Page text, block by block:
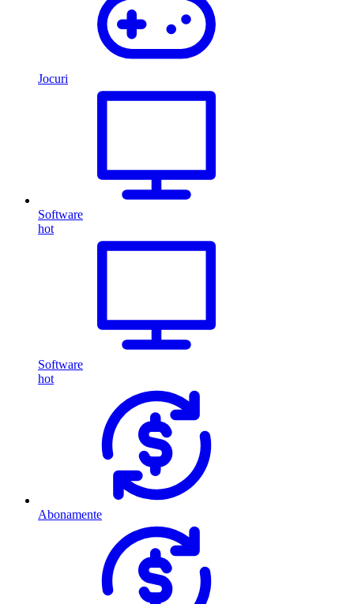
Jocuri
Software
hot
Software
hot
Abonamente